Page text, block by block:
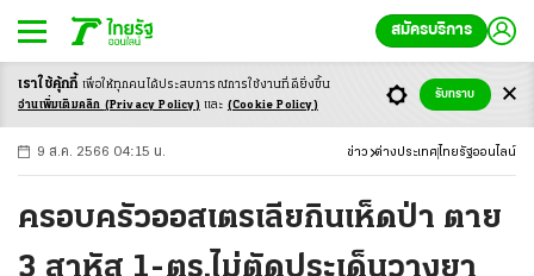
สมัครบริการ
-ก ก ก+
9 ส.ค. 2566 04:15 น. ข่าว ต่างประเทศ ไทยรัฐออนไลน์
ครอบครัวออสเตรเลียกินเห็ดป่า ตาย
3 สาหัส 1-ตร.ไม่ตัดประเด็นวางยา
เราใช้คุ้กกี้ เพื่อให้ทุกคนได้ประสบการณ์การใช้งานที่ดียิ่งขึ้น
อ่านเพิ่มเติมคลิก (Privacy Policy) และ (Cookie Policy)
รับทราบ